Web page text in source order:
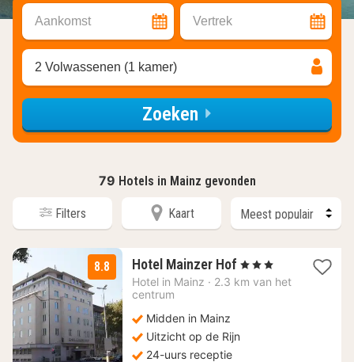
Aankomst Vertrek
2 Volwassenen (1 kamer)
Zoeken
79 Hotels in Mainz gevonden
Filters Kaart
8.8 Hotel Mainzer Hof 1
nacht
, 3 Sterren
Hotel in Mainz · 2.3 km van het
centrum
Midden in Mainz
Uitzicht op de Rijn
24-uurs receptie